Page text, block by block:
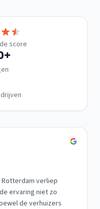
score
+
Rotterdam verliep
ervaring niet zo
de verhuizers